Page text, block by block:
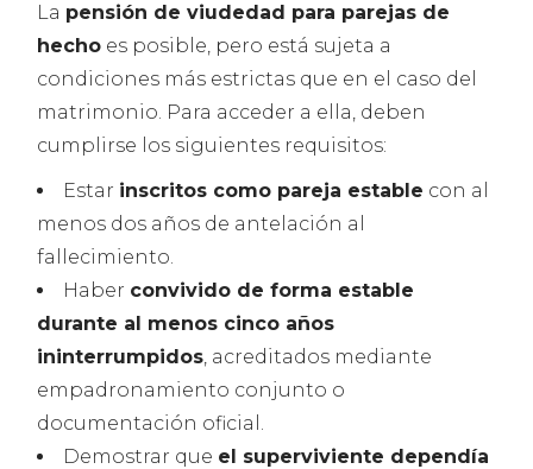
La pensión de viudedad para parejas de
hecho es posible, pero está sujeta a
condiciones más estrictas que en el caso del
matrimonio. Para acceder a ella, deben
cumplirse los siguientes requisitos:
Estar inscritos como pareja estable con al
menos dos años de antelación al
fallecimiento.
Haber convivido de forma estable
durante al menos cinco años
ininterrumpidos, acreditados mediante
empadronamiento conjunto o
documentación oficial.
Demostrar que el superviviente dependía